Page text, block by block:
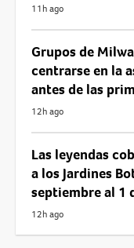
11h ago
Grupos de
centrarse en la
antes de las
12h ago
Las leyendas
a los Jardines
septiembre al 1
12h ago